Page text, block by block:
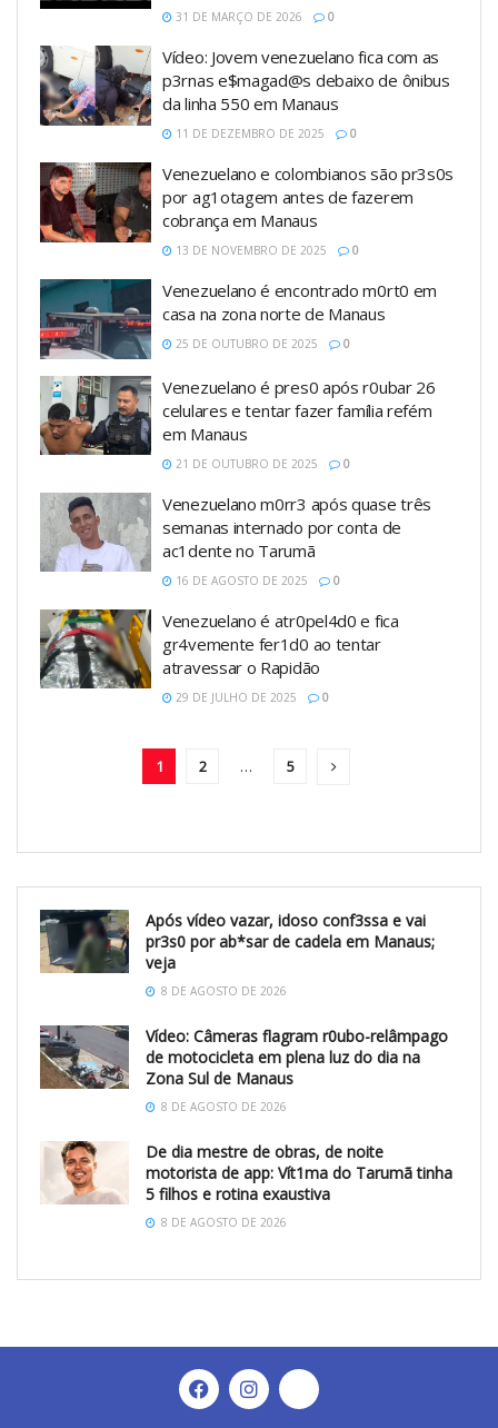
31 DE MARÇO DE 2026 0
Vídeo: Jovem venezuelano fica com as
p3rnas e$magad@s debaixo de ônibus
da linha 550 em Manaus
11 DE DEZEMBRO DE 2025 0
Venezuelano e colombianos são pr3s0s
por ag1otagem antes de fazerem
cobrança em Manaus
13 DE NOVEMBRO DE 2025 0
Venezuelano é encontrado m0rt0 em
casa na zona norte de Manaus
25 DE OUTUBRO DE 2025 0
Venezuelano é pres0 após r0ubar 26
celulares e tentar fazer família refém
em Manaus
21 DE OUTUBRO DE 2025 0
Venezuelano m0rr3 após quase três
semanas internado por conta de
ac1dente no Tarumã
16 DE AGOSTO DE 2025 0
Venezuelano é atr0pel4d0 e fica
gr4vemente fer1d0 ao tentar
atravessar o Rapidão
29 DE JULHO DE 2025 0
1 2 … 5
Após vídeo vazar, idoso conf3ssa e vai
pr3s0 por ab*sar de cadela em Manaus;
veja
8 DE AGOSTO DE 2026
Vídeo: Câmeras flagram r0ubo-relâmpago
de motocicleta em plena luz do dia na
Zona Sul de Manaus
8 DE AGOSTO DE 2026
De dia mestre de obras, de noite
motorista de app: Vít1ma do Tarumã tinha
5 filhos e rotina exaustiva
8 DE AGOSTO DE 2026